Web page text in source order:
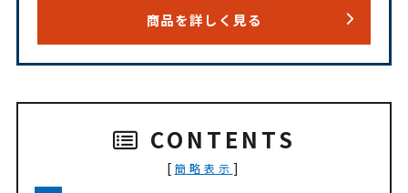
商品を詳しく見る
CONTENTS
[ 簡略表示 ]